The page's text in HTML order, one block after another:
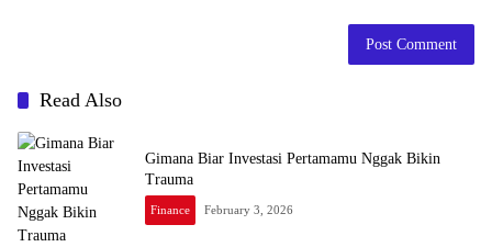
Read Also
Gimana Biar Investasi Pertamamu Nggak Bikin
Trauma
Finance February 3, 2026